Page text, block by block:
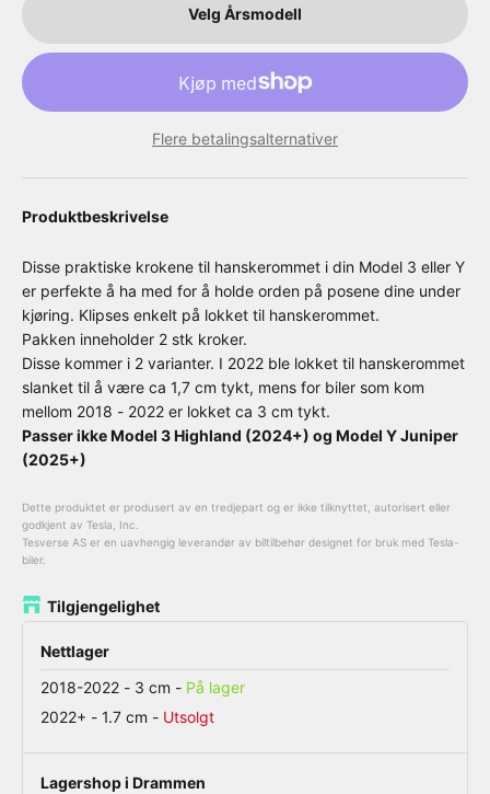
Velg Årsmodell
Flere betalingsalternativer
Produktbeskrivelse
Disse praktiske krokene til hanskerommet i din Model 3 eller Y
er perfekte å ha med for å holde orden på posene dine under
kjøring. Klipses enkelt på lokket til hanskerommet.
Pakken inneholder 2 stk kroker.
Disse kommer i 2 varianter. I 2022 ble lokket til hanskerommet
slanket til å være ca 1,7 cm tykt, mens for biler som kom
mellom 2018 - 2022 er lokket ca 3 cm tykt.
Passer ikke Model 3 Highland (2024+) og Model Y Juniper
(2025+)
Dette produktet er produsert av en tredjepart og er ikke tilknyttet, autorisert eller
godkjent av Tesla, Inc.
Tesverse AS er en uavhengig leverandør av biltilbehør designet for bruk med Tesla-
biler.
Tilgjengelighet
Nettlager
2018-2022 - 3 cm - På lager
2022+ - 1.7 cm - Utsolgt
Lagershop i Drammen